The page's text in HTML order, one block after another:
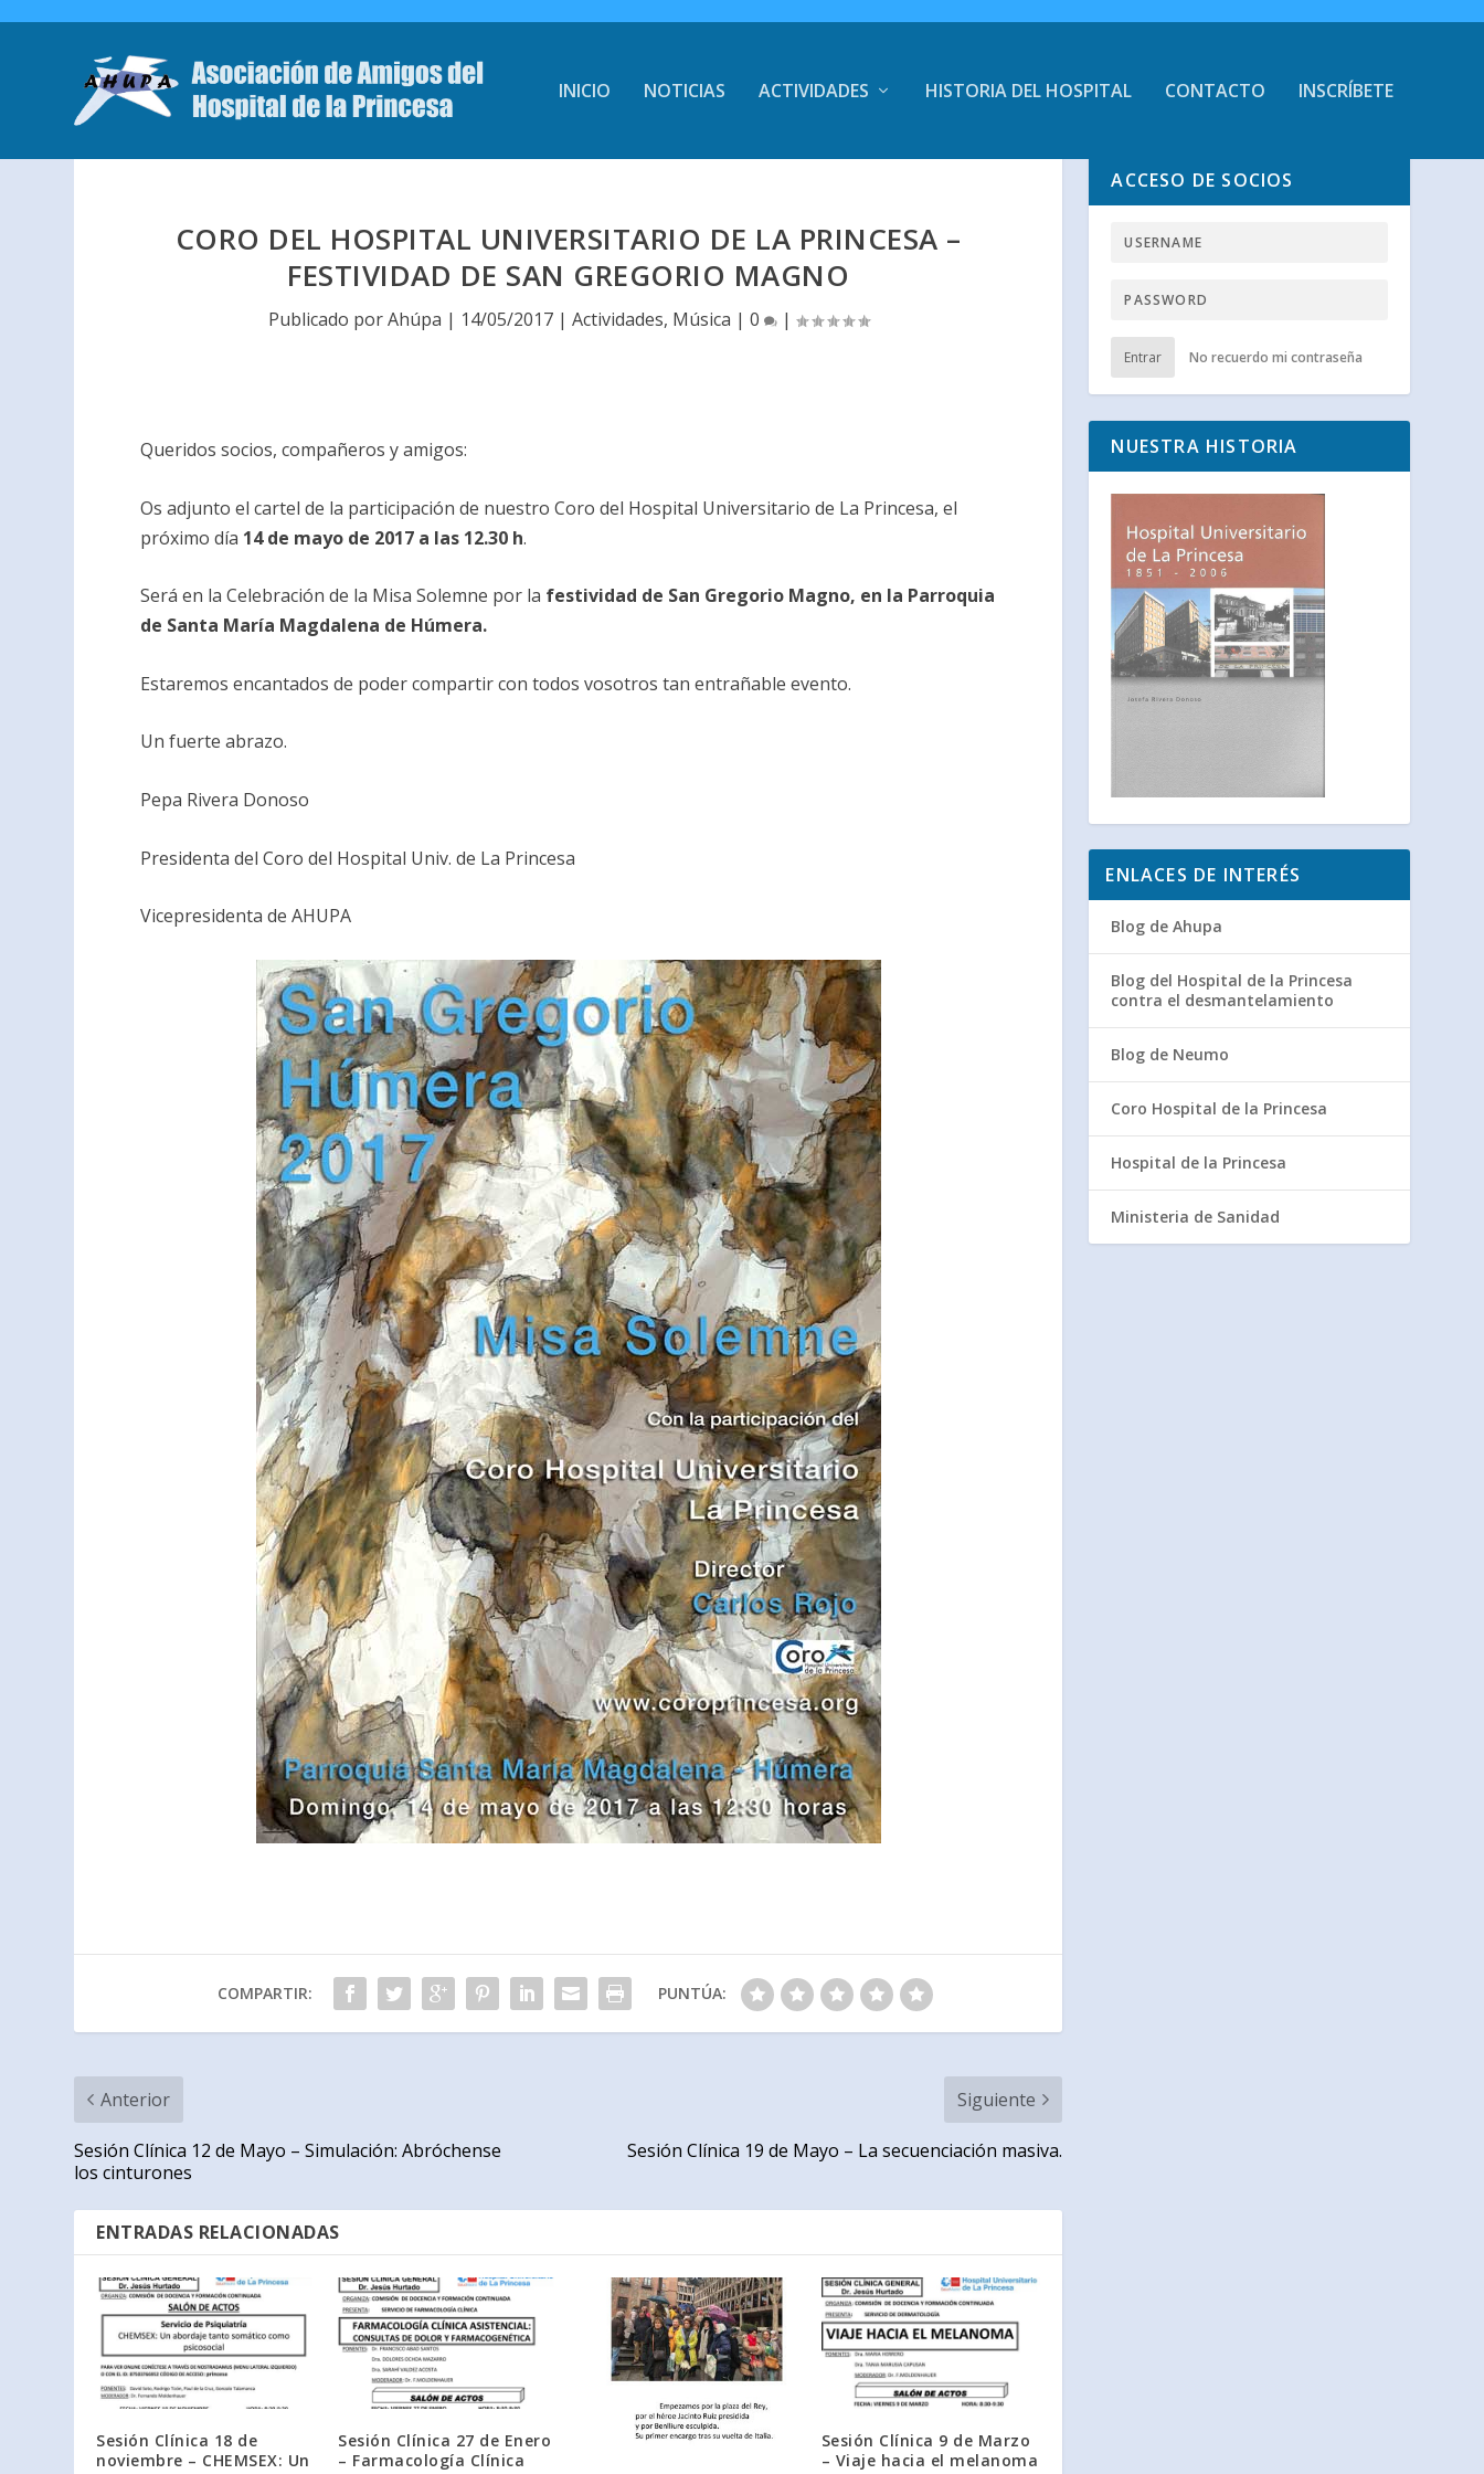
INICIO NOTICIAS ACTIVIDADES HISTORIA DEL HOSPITAL CONTACTO INSCRÍBETE
CORO DEL HOSPITAL UNIVERSITARIO DE LA PRINCESA –
FESTIVIDAD DE SAN GREGORIO MAGNO
Publicado porAhúpa | 14/05/2017| Actividades, Música | 0 |
Queridos socios, compañeros y amigos:
Os adjunto el cartel de la participación de nuestro Coro del Hospital Universitario de La Princesa, el
próximo día 14 de mayo de 2017 a las 12.30 h.
Será en la Celebración de la Misa Solemne por la festividad de San Gregorio Magno, en la Parroquia
de Santa María Magdalena de Húmera.
Estaremos encantados de poder compartir con todos vosotros tan entrañable evento.
Un fuerte abrazo.
Pepa Rivera Donoso
Presidenta del Coro del Hospital Univ. de La Princesa
Vicepresidenta de AHUPA
COMPARTIR: PUNTÚA:
Anterior
Sesión Clínica 12 de Mayo – Simulación: Abróchense
los cinturones
Siguiente
Sesión Clínica 19 de Mayo – La secuenciación masiva.
ENTRADAS RELACIONADAS
Sesión Clínica 18 de
noviembre – CHEMSEX: Un
Sesión Clínica 27 de Enero
– Farmacología Clínica
Sesión Clínica 9 de Marzo
– Viaje hacia el melanoma
ACCESO DE SOCIOS
Entrar No recuerdo mi contraseña
NUESTRA HISTORIA
ENLACES DE INTERÉS
Blog de Ahupa
Blog del Hospital de la Princesa
contra el desmantelamiento
Blog de Neumo
Coro Hospital de la Princesa
Hospital de la Princesa
Ministeria de Sanidad